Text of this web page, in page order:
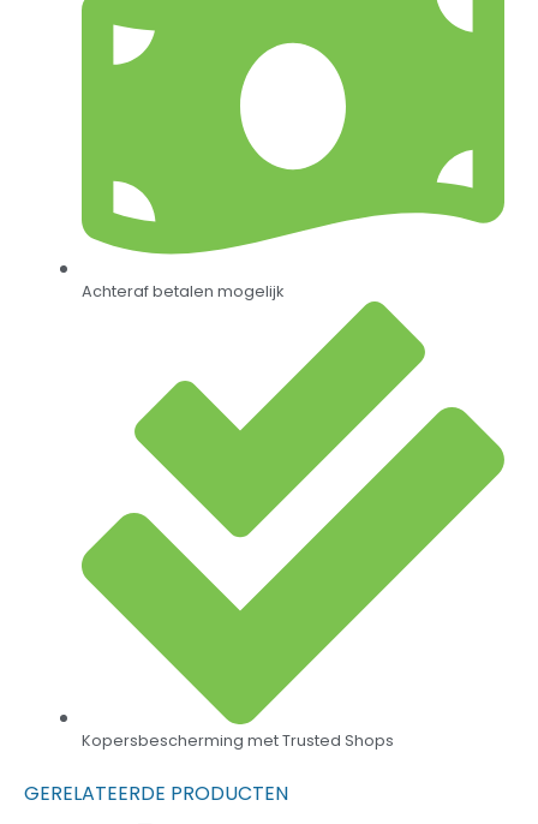
Achteraf betalen mogelijk
Kopersbescherming met Trusted Shops
GERELATEERDE PRODUCTEN